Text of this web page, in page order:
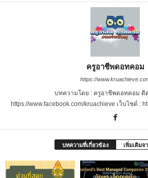
ครูอาชีพดอทคอม
https://
บทความโดย : ครูอาชีพดอทคอม ติ
https://www.facebook.com/kruachieve เว็บไซต์ :
บทความที่เกี่ยวข้อง เพิ่มเติมจ